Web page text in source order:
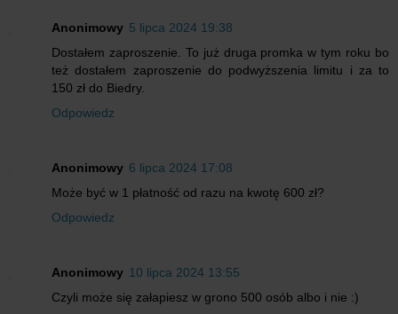
Anonimowy 5 lipca 2024 19:38
Dostałem zaproszenie. To już druga promka w tym roku bo
też dostałem zaproszenie do podwyższenia limitu i za to
150 zł do Biedry.
Odpowiedz
Anonimowy 6 lipca 2024 17:08
Może być w 1 płatność od razu na kwotę 600 zł?
Odpowiedz
Anonimowy 10 lipca 2024 13:55
Czyli może się załapiesz w grono 500 osób albo i nie :)